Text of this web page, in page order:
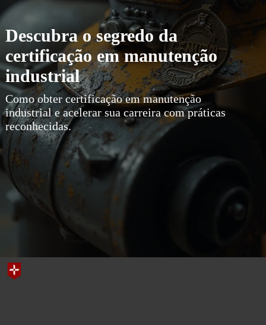
Descubra o segredo da
certificação em manutenção
industrial
Como obter certificação em manutenção
industrial e acelerar sua carreira com práticas
reconhecidas.